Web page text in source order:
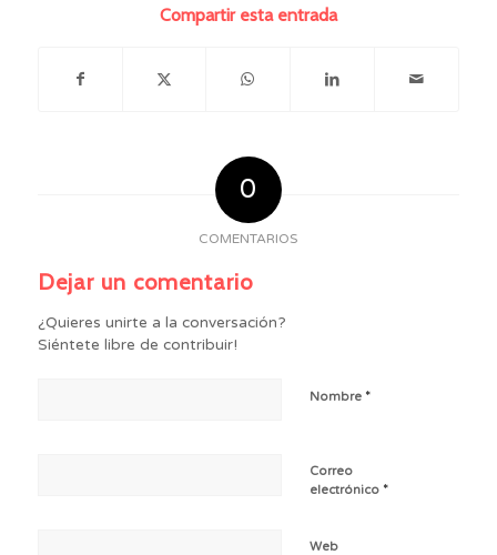
Compartir esta entrada
0
COMENTARIOS
Dejar un comentario
¿Quieres unirte a la conversación?
Siéntete libre de contribuir!
Nombre *
Correo
electrónico *
Web